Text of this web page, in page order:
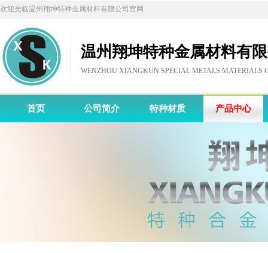
欢迎光临温州翔坤特种金属材料有限公司官网
温州翔坤特种金属材料有
WENZHOU XIANGKUN SPECIAL METALS MATERIALS
首页 公司简介 特种材质 产品中心